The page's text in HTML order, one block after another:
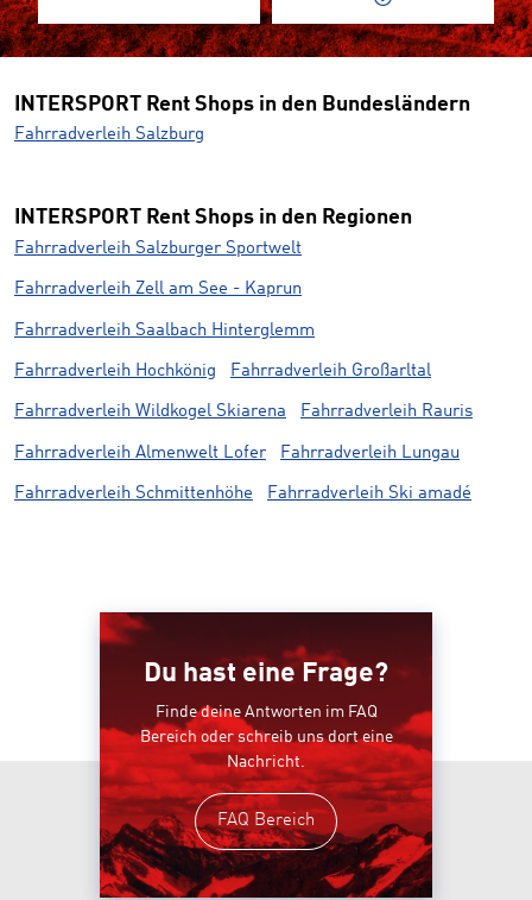
INTERSPORT Rent Shops in den Bundesländern
Fahrradverleih Salzburg
INTERSPORT Rent Shops in den Regionen
Fahrradverleih Salzburger Sportwelt
Fahrradverleih Zell am See - Kaprun
Fahrradverleih Saalbach Hinterglemm
Fahrradverleih Hochkönig Fahrradverleih Großarltal
Fahrradverleih Wildkogel Skiarena Fahrradverleih Rauris
Fahrradverleih Almenwelt Lofer Fahrradverleih Lungau
Fahrradverleih Schmittenhöhe Fahrradverleih Ski amadé
Du hast eine Frage?
Finde deine Antworten im FAQ
Bereich oder schreib uns dort eine
Nachricht.
FAQ Bereich